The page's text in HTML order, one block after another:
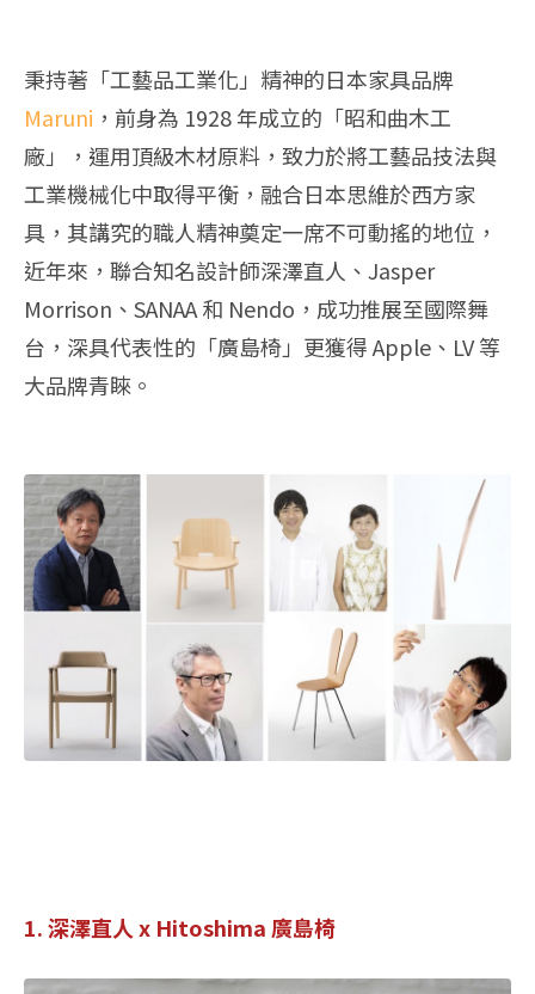
秉持著「工藝品工業化」精神的日本家具品牌
Maruni ，前身為 1928 年成立的「昭和曲木工
廠」，運用頂級木材原料，致力於將工藝品技法與
工業機械化中取得平衡，融合日本思維於西方家
具，其講究的職人精神奠定一席不可動搖的地位，
近年來，聯合知名設計師深澤直人、Jasper
Morrison、SANAA 和 Nendo，成功推展至國際舞
台，深具代表性的「廣島椅」更獲得 Apple、LV 等
大品牌青睞。
1. 深澤直人 x Hitoshima 廣島椅